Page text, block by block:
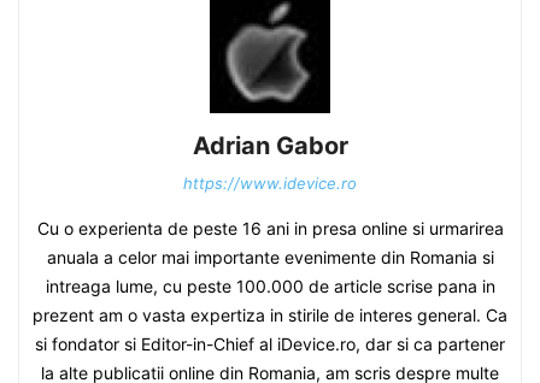
Adrian Gabor
https://www.idevice.ro
Cu o experienta de peste 16 ani in presa online si urmarirea
anuala a celor mai importante evenimente din Romania si
intreaga lume, cu peste 100.000 de article scrise pana in
prezent am o vasta expertiza in stirile de interes general. Ca
si fondator si Editor-in-Chief al iDevice.ro, dar si ca partener
la alte publicatii online din Romania, am scris despre multe